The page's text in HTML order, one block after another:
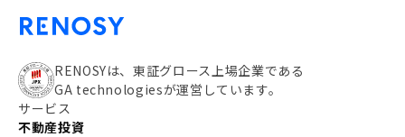
RENOSYは、東証グロース上場企業である
GA technologiesが運営しています。
サービス
不動産投資